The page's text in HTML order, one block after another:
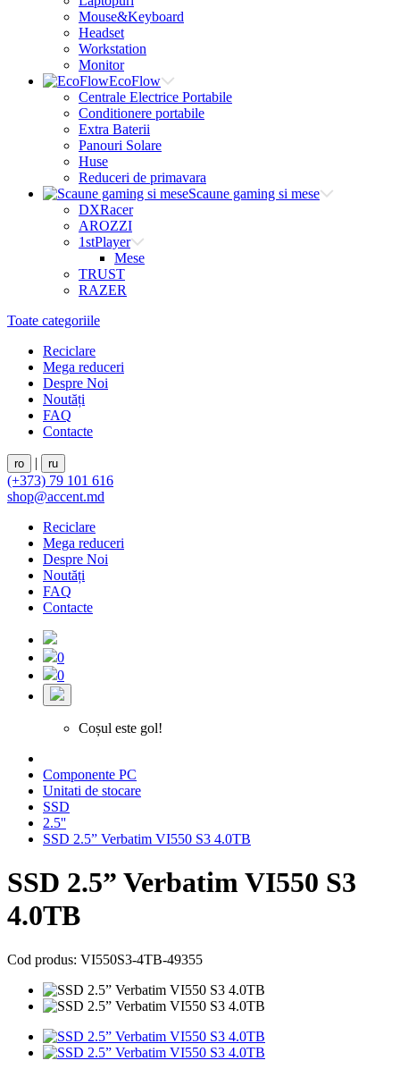
Mouse&Keyboard
Headset
Workstation
Monitor
EcoFlow
Centrale Electrice Portabile
Conditionere portabile
Extra Baterii
Panouri Solare
Huse
Reduceri de primavara
Scaune gaming si mese
DXRacer
AROZZI
1stPlayer
Mese
TRUST
RAZER
Toate categoriile
Reciclare
Mega reduceri
Despre Noi
Noutăți
FAQ
Contacte
ro | ru
(+373) 79 101 616
shop@accent.md
Reciclare
Mega reduceri
Despre Noi
Noutăți
FAQ
Contacte
0
0
Coșul este gol!
Componente PC
Unitati de stocare
SSD
2.5''
SSD 2.5” Verbatim VI550 S3 4.0TB
SSD 2.5” Verbatim VI550 S3
4.0TB
Cod produs: VI550S3-4TB-49355